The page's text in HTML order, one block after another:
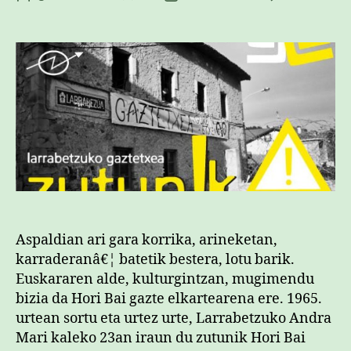
Aspaldian ari gara korrika, arineketan,
karraderanâ€¦ batetik bestera, lotu barik.
Euskararen alde, kulturgintzan, mugimendu
bizia da Hori Bai gazte elkartearena ere. 1965.
urtean sortu eta urtez urte, Larrabetzuko Andra
Mari kaleko 23an iraun du zutunik Hori Bai